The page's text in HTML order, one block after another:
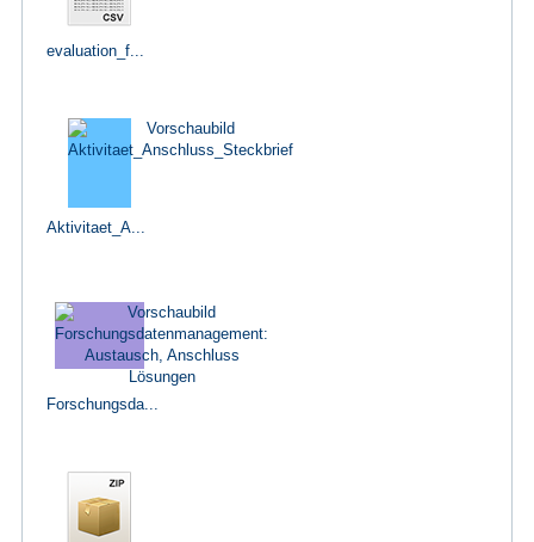
evaluation_f...
Aktivitaet_A...
Forschungsda...